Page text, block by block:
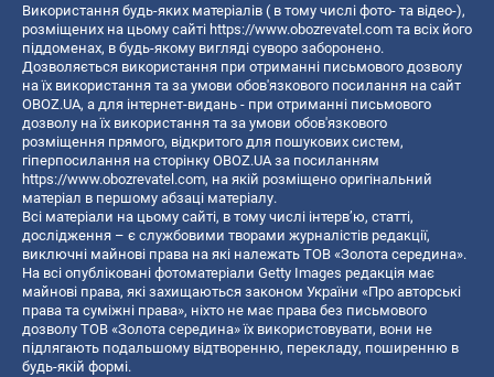
Використання будь-яких матеріалів ( в тому числі фото- та відео-),
розміщених на цьому сайті https://www.obozrevatel.com та всіх його
піддоменах, в будь-якому вигляді суворо заборонено.
Дозволяється використання при отриманні письмового дозволу
на їх використання та за умови обов'язкового посилання на сайт
OBOZ.UA, а для інтернет-видань - при отриманні письмового
дозволу на їх використання та за умови обов'язкового
розміщення прямого, відкритого для пошукових систем,
гіперпосилання на сторінку OBOZ.UA за посиланням
https://www.obozrevatel.com, на якій розміщено оригінальний
матеріал в першому абзаці матеріалу.
Всі матеріали на цьому сайті, в тому числі інтерв’ю, статті,
дослідження – є службовими творами журналістів редакції,
виключні майнові права на які належать ТОВ «Золота середина».
На всі опубліковані фотоматеріали Getty Images редакція має
майнові права, які захищаються законом України «Про авторські
права та суміжні права», ніхто не має права без письмового
дозволу ТОВ «Золота середина» їх використовувати, вони не
підлягають подальшому відтворенню, перекладу, поширенню в
будь-якій формі.